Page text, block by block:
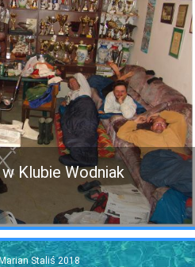
Klubie Wodniak
Staliś 2018